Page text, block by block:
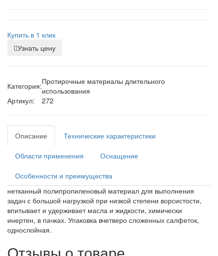
Купить в 1 клик
Узнать цену
Категория:Протирочные материалы длительного
использования
Артикул:
272
Описание Технические характеристики
Области применения Оснащение
Особенности и преимущества
нетканный полипропиленовый материал для выполнения
задач с большой нагрузкой при низкой степени ворсистости,
впитывает и удерживает масла и жидкости, химически
инертен, в пачках. Упаковка вчетверо сложенных салфеток,
однослойная.